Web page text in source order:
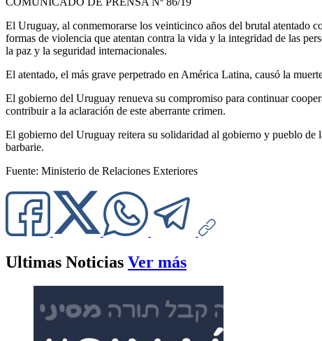
El Uruguay, al conmemorarse los veinticinco años del brutal atentado
formas de violencia que atentan contra la vida y la integridad de las
la paz y la seguridad internacionales.
El atentado, el más grave perpetrado en América Latina, causó la
El gobierno del Uruguay renueva su compromiso para continuar
contribuir a la aclaración de este aberrante crimen.
El gobierno del Uruguay reitera su solidaridad al gobierno y pueblo de
barbarie.
Fuente: Ministerio de Relaciones Exteriores
Ultimas Noticias Ver más